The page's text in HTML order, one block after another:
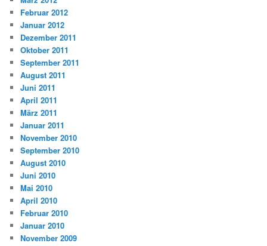
Februar 2012
Januar 2012
Dezember 2011
Oktober 2011
September 2011
August 2011
Juni 2011
April 2011
März 2011
Januar 2011
November 2010
September 2010
August 2010
Juni 2010
Mai 2010
April 2010
Februar 2010
Januar 2010
November 2009